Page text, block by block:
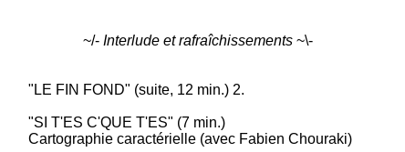
~/- Interlude et rafraîchissements ~\-
"LE FIN FOND" (suite, 12 min.) 2.
"SI T'ES C'QUE T'ES" (7 min.)
Cartographie caractérielle (avec Fabien Chouraki)